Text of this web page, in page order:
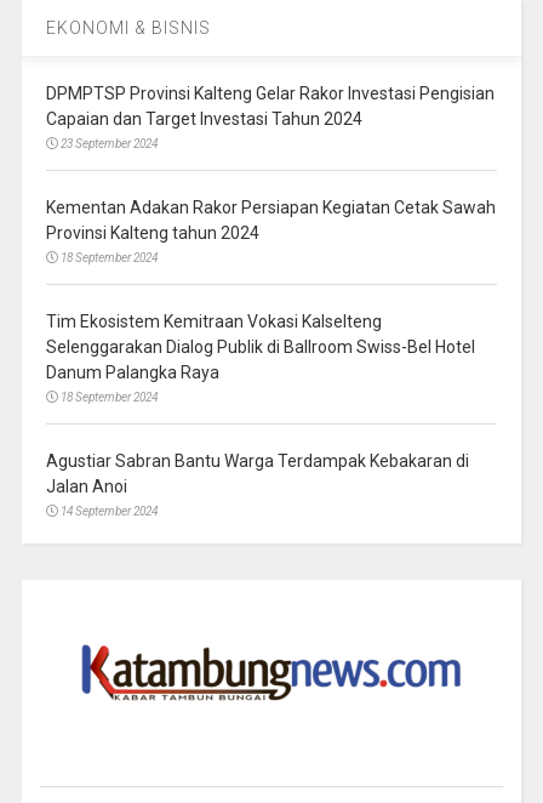
EKONOMI & BISNIS
DPMPTSP Provinsi Kalteng Gelar Rakor Investasi Pengisian
Capaian dan Target Investasi Tahun 2024
23 September 2024
Kementan Adakan Rakor Persiapan Kegiatan Cetak Sawah
Provinsi Kalteng tahun 2024
18 September 2024
Tim Ekosistem Kemitraan Vokasi Kalselteng
Selenggarakan Dialog Publik di Ballroom Swiss-Bel Hotel
Danum Palangka Raya
18 September 2024
Agustiar Sabran Bantu Warga Terdampak Kebakaran di
Jalan Anoi
14 September 2024